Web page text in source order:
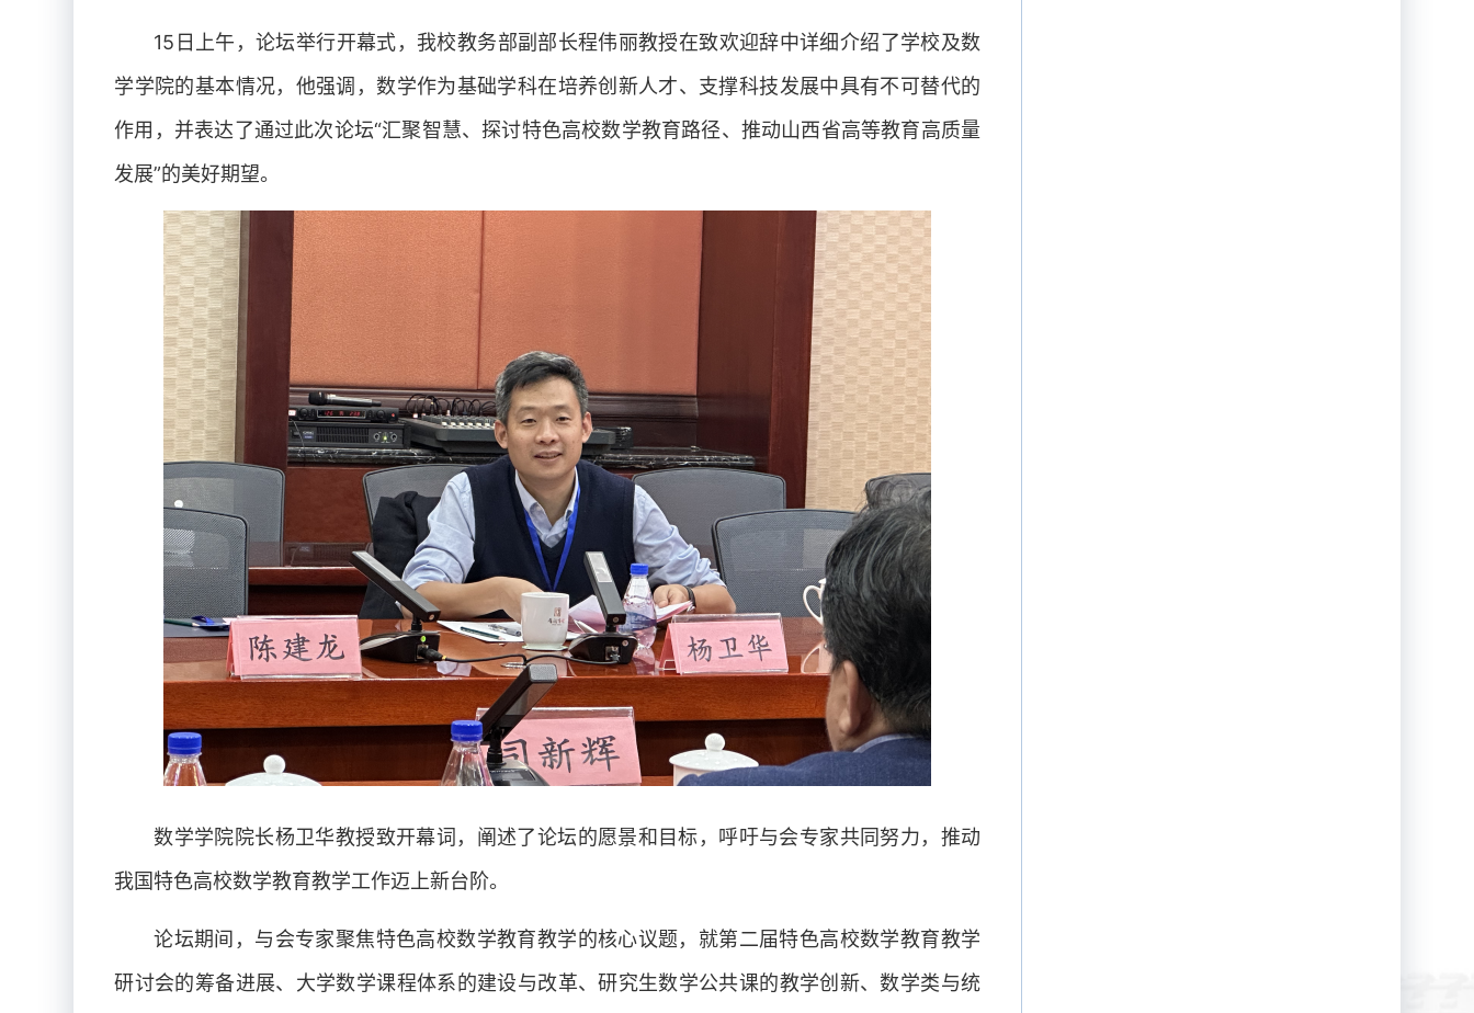
15日上午，论坛举行开幕式，我校教务部副部长程伟丽教授在致欢迎辞中详细介绍了学校及数
学学院的基本情况，他强调，数学作为基础学科在培养创新人才、支撑科技发展中具有不可替代的
作用，并表达了通过此次论坛“汇聚智慧、探讨特色高校数学教育路径、推动山西省高等教育高质量
发展”的美好期望。
数学学院院长杨卫华教授致开幕词，阐述了论坛的愿景和目标，呼吁与会专家共同努力，推动
我国特色高校数学教育教学工作迈上新台阶。
论坛期间，与会专家聚焦特色高校数学教育教学的核心议题，就第二届特色高校数学教育教学
研讨会的筹备进展、大学数学课程体系的建设与改革、研究生数学公共课的教学创新、数学类与统